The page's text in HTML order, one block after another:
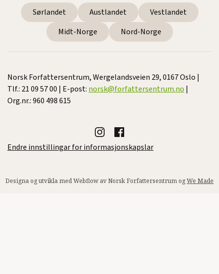
Sørlandet Austlandet
Vestlandet
Midt-Norge
Nord-Norge
Norsk Forfattersentrum, Wergelandsveien 29, 0167 Oslo |
Tlf.: 21 09 57 00 | E-post: norsk@forfattersentrum.no |
Org.nr.: 960 498 615
Endre innstillingar for informasjonskapslar
Designa og utvikla med Webflow av Norsk Forfattersentrum ogWe Made